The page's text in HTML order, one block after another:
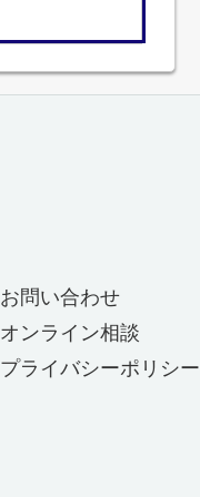
お問い合わせ
オンライン相談
プライバシーポリシー